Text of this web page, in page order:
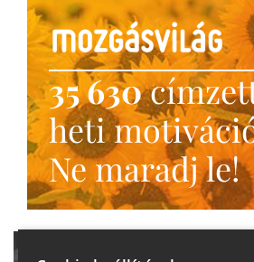
35 630
heti
Ne maradj le!